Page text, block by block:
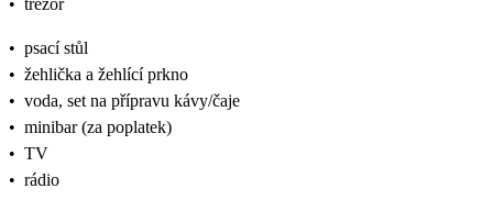
• trezor
• psací stůl
• žehlička a žehlící prkno
• voda, set na přípravu kávy/čaje
• minibar (za poplatek)
• TV
• rádio